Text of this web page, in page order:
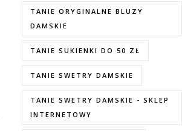
TANIE ORYGINALNE BLUZY
DAMSKIE
TANIE SUKIENKI DO 50 ZŁ
TANIE SWETRY DAMSKIE
TANIE SWETRY DAMSKIE - SKLEP
INTERNETOWY